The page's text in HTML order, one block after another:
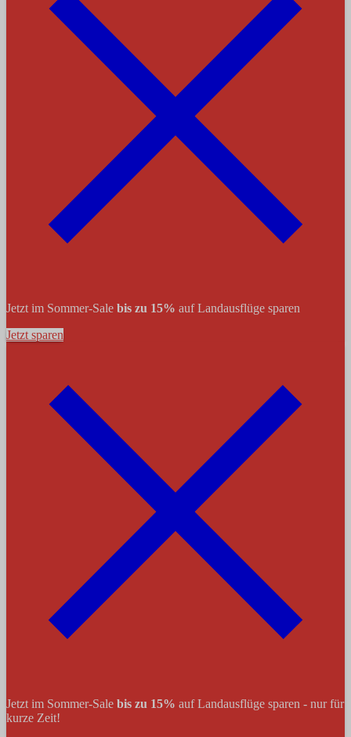
Jetzt im Sommer-Sale bis zu 15% auf Landausflüge sparen
Jetzt sparen
Jetzt im Sommer-Sale bis zu 15% auf Landausflüge sparen - nur für
kurze Zeit!